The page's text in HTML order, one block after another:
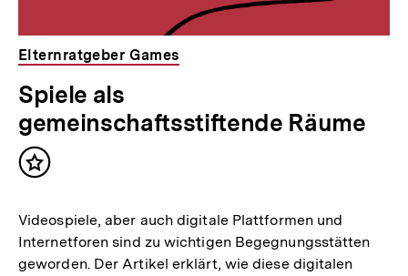
Elternratgeber Games
Spiele als
gemeinschaftsstiftende Räume
Inhalt
Videospiele, aber auch digitale Plattformen und
Internetforen sind zu wichtigen Begegnungsstätten
geworden. Der Artikel erklärt, wie diese digitalen